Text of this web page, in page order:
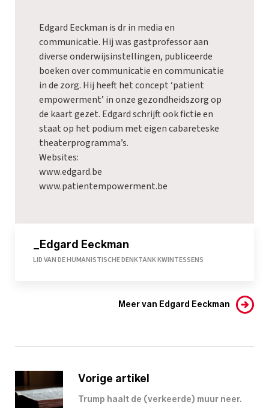
Edgard Eeckman is dr in media en
communicatie. Hij was gastprofessor aan
diverse onderwijsinstellingen, publiceerde
boeken over communicatie en communicatie
in de zorg. Hij heeft het concept ‘patient
empowerment’ in onze gezondheidszorg op
de kaart gezet. Edgard schrijft ook fictie en
staat op het podium met eigen cabareteske
theaterprogramma’s.
Websites:
www.edgard.be
www.patientempowerment.be
_Edgard Eeckman
LID VAN DE HUMANISTISCHE DENKTANK KWINTESSENS
Meer van Edgard Eeckman
Vorige artikel
Trump haalt de (verkeerde) muur neer.